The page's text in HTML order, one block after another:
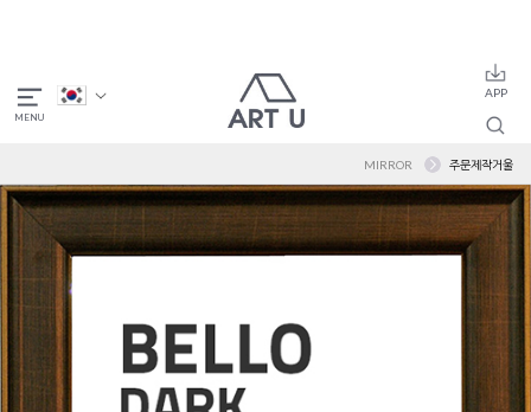
MIRROR 주문제작거울